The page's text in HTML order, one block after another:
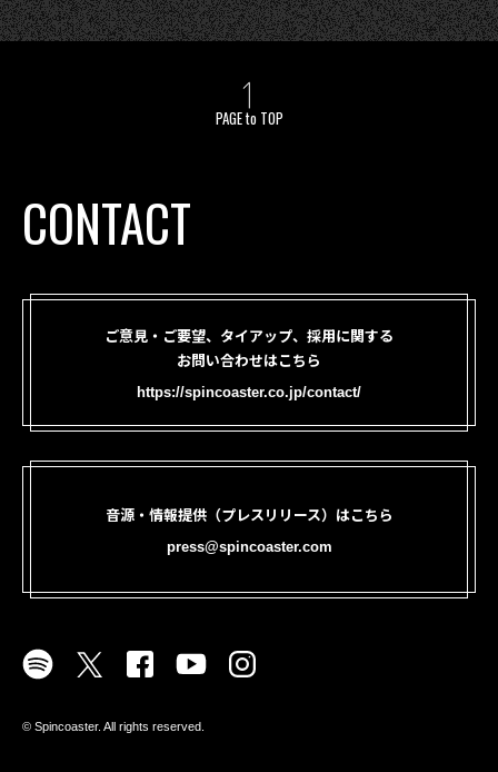
PAGE to TOP
CONTACT
ご意見・ご要望、タイアップ、採用に関する
お問い合わせはこちら
https://spincoaster.co.jp/contact/
音源・情報提供（プレスリリース）はこちら
press@spincoaster.com
©︎ Spincoaster. All rights reserved.